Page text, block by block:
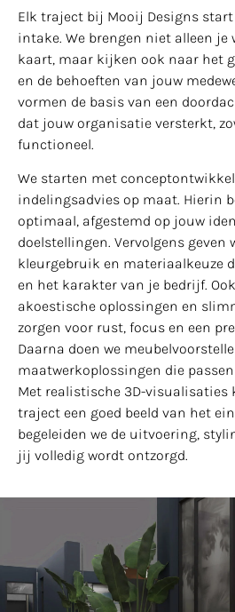
Elk traject bij Mooij Designs
intake. We brengen niet alleen je
kaart, maar kijken ook naar het
en de behoeften van jouw
vormen de basis van een
dat jouw organisatie versterkt,
functioneel.
We starten met
indelingsadvies op maat. Hierin
optimaal, afgestemd op jouw
doelstellingen. Vervolgens geven
kleurgebruik en materiaalkeuze
en het karakter van je bedrijf.
akoestische oplossingen en
zorgen voor rust, focus en een
Daarna doen we
maatwerkoplossingen die
Met realistische 3D-visualisaties
traject een goed beeld van het
begeleiden we de uitvoering,
jij volledig wordt ontzorgd.